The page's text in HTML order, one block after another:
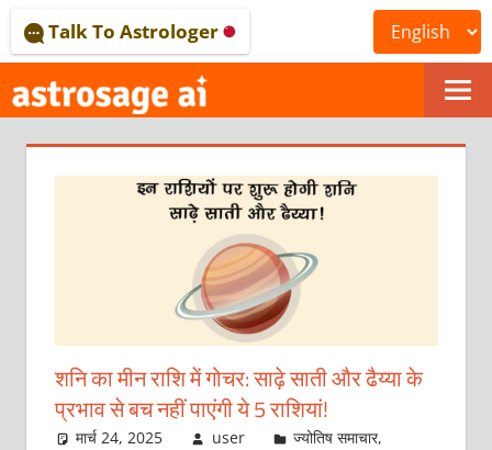
to
content
ONLINE
ASTROLOGICAL
JOURNAL
–
ASTROSAGE
MAGAZINE
Talk To Astrologer
शनि का मीन राशि में गोचर: साढ़े साती और ढैय्या के
प्रभाव से बच नहीं पाएंगी ये 5 राशियां!
मार्च 24, 2025 user ज्योतिष समाचार,